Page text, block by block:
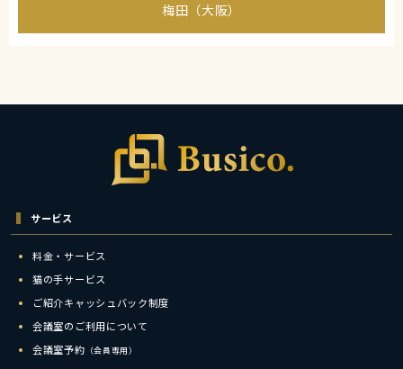
梅田（大阪）
サービス
料金・サービス
猫の手サービス
ご紹介キャッシュバック制度
会議室のご利用について
会議室予約 （会員専用）